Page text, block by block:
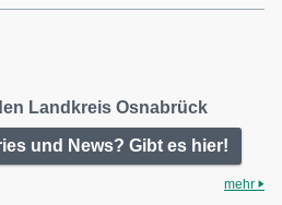
Landkreis Osnabrück
und News? Gibt es hier!
mehr